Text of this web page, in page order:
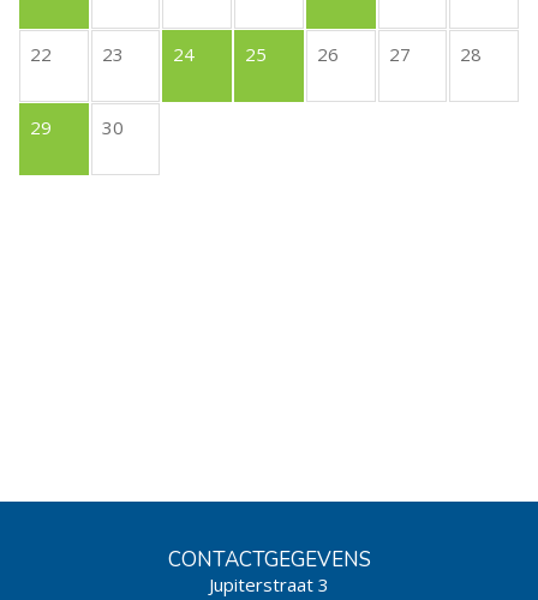
22 23 24 25 26 27 28
29 30
CONTACTGEGEVENS
Jupiterstraat 3